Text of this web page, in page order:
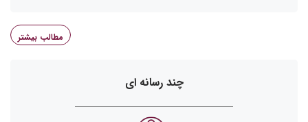
مطالب بیشتر
چند رسانه ای